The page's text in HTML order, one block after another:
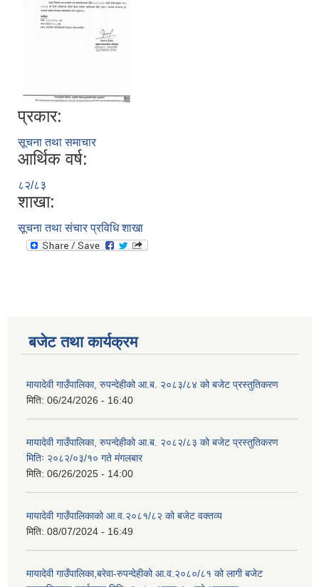
प्रकार:
सूचना तथा समाचार
आर्थिक वर्ष:
८२/८३
शाखा:
सूचना तथा संचार प्रविधि शाखा
बजेट तथा कार्यक्रम
मायादेवी गाउँपालिका, रुपन्देहीको आ.ब. २०८३/८४ को बजेट प्रस्तुतिकरण
मिति: 06/24/2026 - 16:40
मायादेवी गाउँपालिका, रुपन्देहीको आ.ब. २०८२/८३ को बजेट प्रस्तुतिकरण
मितिः २०८२/०३/१० गते मंगलबार
मिति: 06/26/2025 - 14:00
मायादेवी गाउँपालिकाको आ.व.२०८१/८२ को बजेट वक्तव्य
मिति: 08/07/2024 - 16:49
मायादेवी गाउँपालिका,बरेवा-रुपन्देहीको आ.व.२०८०/८१ को लागी बजेट